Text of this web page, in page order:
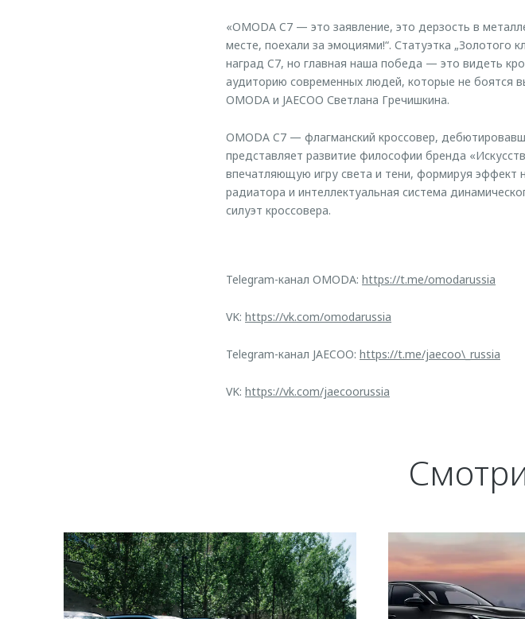
«OMODA C7 — это заявление, это дерзость в
месте, поехали за эмоциями!“. Статуэтка „Золотого
наград C7, но главная наша победа — это видеть
аудиторию современных людей, которые не боятся
OMODA и JAECOO Светлана Гречишкина.
OMODA C7 — флагманский кроссовер,
представляет развитие философии бренда
впечатляющую игру света и тени, формируя эффект
радиатора и интеллектуальная система
силуэт кроссовера.
Telegram-канал OMODA: https://t.me/omodarussia
VK: https://vk.com/omodarussia
Telegram-канал JAECOO: https://t.me/jaecoo\_russia
VK: https://vk.com/jaecoorussia